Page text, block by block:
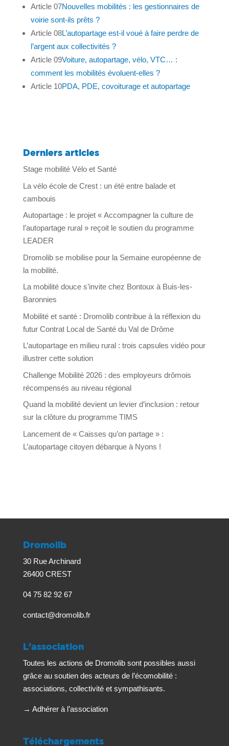
Article 07Nouvelles mobilités : les gestionnaires de
voirie sont-ils prêts ?
Article 08L’autopartage est-il voué à faire perdre de
l’argent aux collectivités ?
Article 09Voiture, autopartage, vélo, VTC… :
comment les mobilités évoluent-elles ?
Article 10PDA, PDE, covoiturage et autopartage
Derniers articles
Stage mobilité Vélo et Santé
La vélo école de Crest : un été entre balade et
cambouis
Autopartage : le projet « Accompagner la culture de
l’autopartage rural » reçoit le soutien du programme
LEADER
Dromolib se mobilise pour la Semaine européenne de
la mobilité.
La mobilité douce s’invite chez Bontoux à Buis-les-
Baronnies
Mobilité et santé : Dromolib contribue à la réflexion du
futur Contrat Local de Santé du Val de Drôme
L’autopartage en milieu rural : trois capsules vidéo pour
illustrer cette solution
Challenge Mobilité 2026 : des employeurs drômois
récompensés au niveau régional
Quand la mobilité devient un levier d’inclusion : retour
sur la clôture du programme TIMS
Lancement de « Caisses qu’on partage » :
L’autopartage citoyen débarque à Nyons !
Dromolib
30 Rue Archinard
26400 CREST
04 75 82 92 67
contact@dromolib.fr
L’association
Toutes les actions de Dromolib sont possibles aussi
grâce au soutien des acteurs de l’écomobilité :
associations, collectivité et sympathisants.
→ Adhérer à l’association
Téléchargements